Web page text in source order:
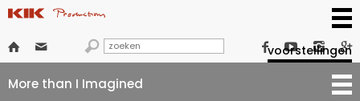
      
voorstellingen
More than I Imagined